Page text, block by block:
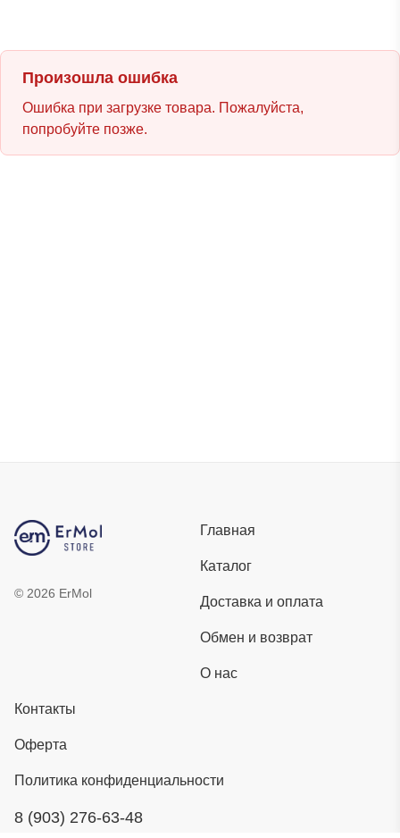
Произошла ошибка
Ошибка при загрузке товара. Пожалуйста,
попробуйте позже.
© 2026 ErMol
Главная
Каталог
Доставка и оплата
Обмен и возврат
О нас
Контакты
Оферта
Политика конфиденциальности
8 (903) 276-63-48